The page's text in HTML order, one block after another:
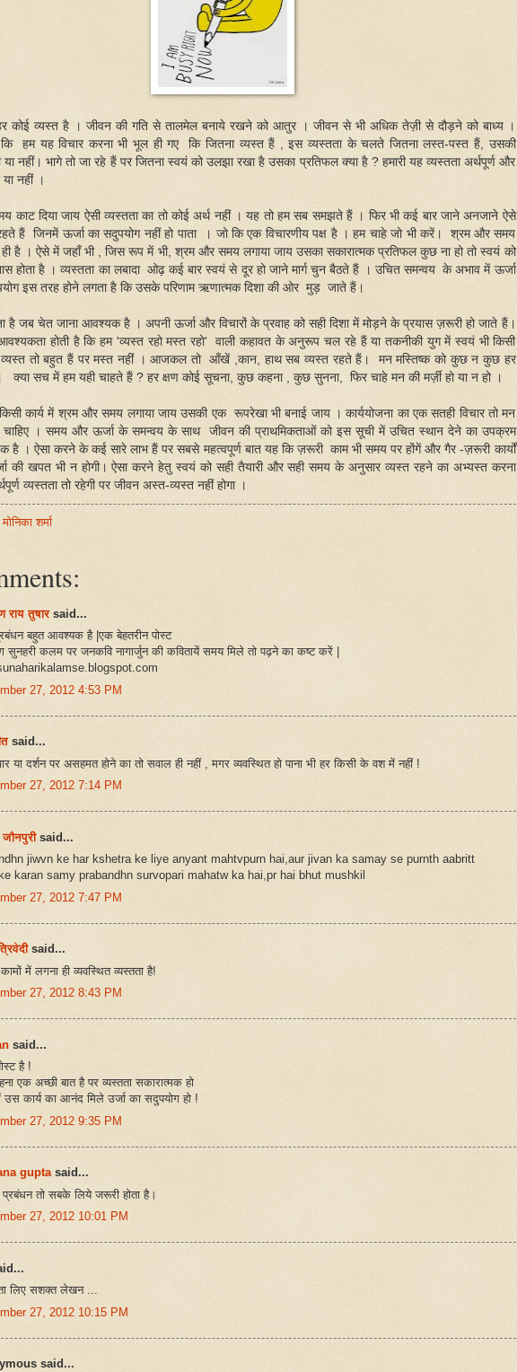
कोई व्यस्त है । जीवन की गति से तालमेल बनाये रखने को आतुर । जीवन से भी अधिक तेज़ी से दौड़ने को बाध्य ।
कि हम यह विचार करना भी भूल ही गए कि जितना व्यस्त हैं , इस व्यस्तता के चलते जितना लस्त-पस्त हैं, उसकी
नहीं। भागे तो जा रहे हैं पर जितना स्वयं को उलझा रखा है उसका प्रतिफल क्या है ? हमारी यह व्यस्तता अर्थपूर्ण और
नहीं ।
काट दिया जाय ऐसी व्यस्तता का तो कोई अर्थ नहीं । यह तो हम सब समझते हैं । फिर भी कई बार जाने अनजाने ऐसे
रहते हैं जिनमें ऊर्जा का सदुपयोग नहीं हो पाता । जो कि एक विचारणीय पक्ष है । हम चाहे जो भी करें। श्रम और समय
ही है । ऐसे में जहाँ भी , जिस रूप में भी, श्रम और समय लगाया जाय उसका सकारात्मक प्रतिफल कुछ ना हो तो स्वयं को
होता है । व्यस्तता का लबादा ओढ़ कई बार स्वयं से दूर हो जाने मार्ग चुन बैठते हैं । उचित समन्वय के अभाव में ऊर्जा
इस तरह होने लगता है कि उसके परिणाम ऋणात्मक दिशा की ओर मुड़ जाते हैं।
है जब चेत जाना आवश्यक है । अपनी ऊर्जा और विचारों के प्रवाह को सही दिशा में मोड़ने के प्रयास ज़रूरी हो जाते हैं।
होती है कि हम 'व्यस्त रहो मस्त रहो' वाली कहावत के अनुरूप चल रहे हैं या तकनीकी युग में स्वयं भी किसी
तो बहुत हैं पर मस्त नहीं । आजकल तो आँखें ,कान, हाथ सब व्यस्त रहते हैं। मन मस्तिष्क को कुछ न कुछ हर
क्या सच में हम यही चाहते हैं ? हर क्षण कोई सूचना, कुछ कहना , कुछ सुनना, फिर चाहे मन की मर्ज़ी हो या न हो ।
कार्य में श्रम और समय लगाया जाय उसकी एक रूपरेखा भी बनाई जाय । कार्ययोजना का एक सतही विचार तो मन
चाहिए । समय और ऊर्जा के समन्वय के साथ जीवन की प्राथमिकताओं को इस सूची में उचित स्थान देने का उपक्रम
है । ऐसा करने के कई सारे लाभ हैं पर सबसे महत्वपूर्ण बात यह कि ज़रूरी काम भी समय पर होंगें और गैर -ज़रूरी कार्यों
की खपत भी न होगी। ऐसा करने हेतु स्वयं को सही तैयारी और सही समय के अनुसार व्यस्त रहने का अभ्यस्त करना
व्यस्तता तो रहेगी पर जीवन अस्त-व्यस्त नहीं होगा ।
शर्मा
राय तुषारsaid...
बहुत आवश्यक है |एक बेहतरीन पोस्ट
सुनहरी कलम पर जनकवि नागार्जुन की कवितायें समय मिले तो पढ़ने का कष्ट करें |
27, 2012 4:53 PM
said...
या दर्शन पर असहमत होने का तो सवाल ही नहीं , मगर व्यवस्थित हो पाना भी हर किसी के वश में नहीं !
27, 2012 7:14 PM
said...
jiwvn ke har kshetra ke liye anyant mahtvpurn hai,aur jivan ka samay se purnth aabritt
karan samy prabandhn survopari mahatw ka hai,pr hai bhut mushkil
27, 2012 7:47 PM
said...
में लगना ही व्यवस्थित व्यस्तता है!
27, 2012 8:43 PM
said...
है !
एक अच्छी बात है पर व्यस्तता सकारात्मक हो
कार्य का आनंद मिले उर्जा का सदुपयोग हो !
27, 2012 9:35 PM
guptasaid...
तो सबके लिये जरूरी होता है।
27, 2012 10:01 PM
लिए सशक्‍त लेखन ...
27, 2012 10:15 PM
said...